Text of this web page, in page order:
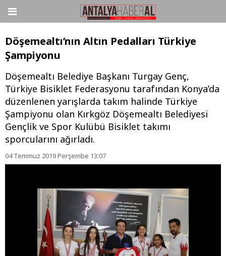
Döşemealtı’nın Altın Pedalları Türkiye
Şampiyonu
Döşemealtı Belediye Başkanı Turgay Genç,
Türkiye Bisiklet Federasyonu tarafından Konya’da
düzenlenen yarışlarda takım halinde Türkiye
Şampiyonu olan Kırkgöz Döşemealtı Belediyesi
Gençlik ve Spor Kulübü Bisiklet takımı
sporcularını ağırladı.
04 Temmuz 2019 Perşembe 13:07